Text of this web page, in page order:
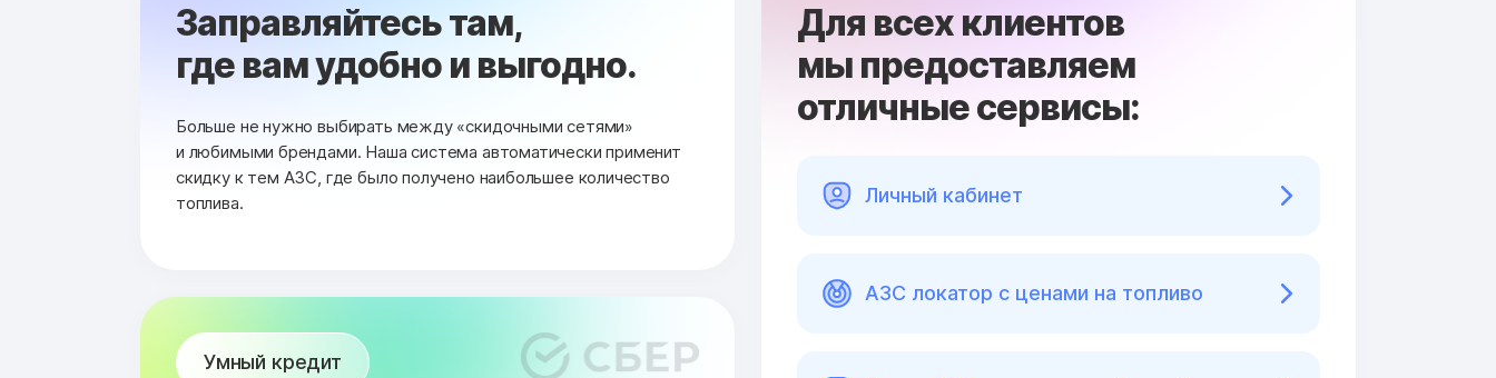
Заправляйтесь там,
где вам удобно и выгодно.
Больше не нужно выбирать между «скидочными сетями»
и любимыми брендами. Наша система автоматически применит
скидку к тем АЗС, где было получено наибольшее количество
топлива.
Умный кредит
Для всех клиентов
мы предоставляем
отличные сервисы:
Личный кабинет
АЗС локатор с ценами на топливо